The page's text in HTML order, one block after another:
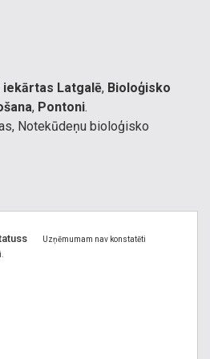
Latgalē, Bioloģisko
, Pontoni.
Notekūdeņu bioloģisko
uzstādīšana, Garantijas,
ārējo tīklu projektēšana un
Energoefektivitāte,
Investīcijas vides
būves, Kanalizācijas ierīkošana
pieslēgums pie centralizētās
cena, Ražošanas
Uzņēmumam nav konstatēti